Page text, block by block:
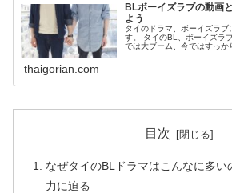
BLボーイズラブの動画
よう
タイのドラマ、ボーイズラ
す。 タイのBL、ボーイズラ
では大ブーム、今ではすっか
るのか、ドラマの内容だけ
thaigorian.com
目次
なぜタイのBLドラマはこんなに多い
力に迫る